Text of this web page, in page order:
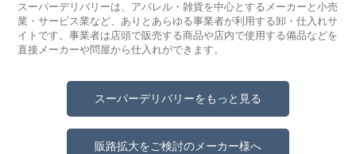
スーパーデリバリーは、アパレル・雑貨を中心とするメーカーと小売
業・サービス業など、ありとあらゆる事業者が利用する卸・仕入れサ
イトです。事業者は店頭で販売する商品や店内で使用する備品などを
直接メーカーや問屋から仕入れができます。
スーパーデリバリーをもっと見る
販路拡大をご検討のメーカー様へ